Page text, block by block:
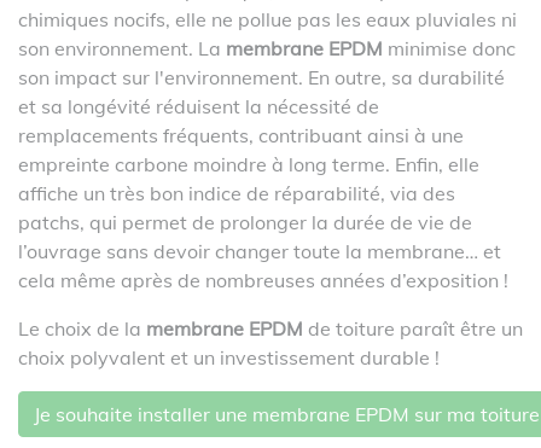
chimiques nocifs, elle ne pollue pas les eaux pluviales ni
son environnement. La membrane EPDM minimise donc
son impact sur l'environnement. En outre, sa durabilité
et sa longévité réduisent la nécessité de
remplacements fréquents, contribuant ainsi à une
empreinte carbone moindre à long terme. Enfin, elle
affiche un très bon indice de réparabilité, via des
patchs, qui permet de prolonger la durée de vie de
l’ouvrage sans devoir changer toute la membrane… et
cela même après de nombreuses années d’exposition !
Le choix de la membrane EPDM de toiture paraît être un
choix polyvalent et un investissement durable !
Je souhaite installer une membrane EPDM sur ma toiture